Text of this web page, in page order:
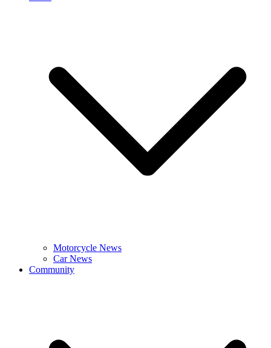
Motorcycle News
Car News
Community